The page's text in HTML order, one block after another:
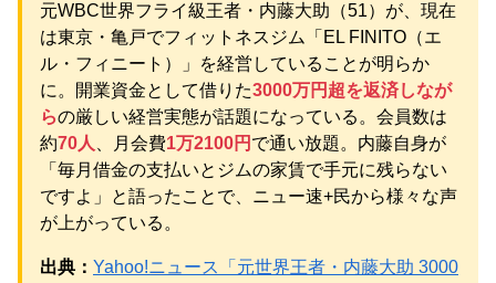
ｗｗｗｗｗｗｗｗｗｗｗｗｗｗｗ... NEW!
【速報】 専門家「イオンモール熊本の爆心地に”こんなも
の”があったんだけど…」 NEW!
【物議】広末涼子まさかの地上波復帰→”次男の言葉”にガル
民大激論ｗｗｗ NEW!
【衝撃】｢ブラに5000円は贅沢｣と妻を叱った夫→まさかの
正体にガル民が大激怒ｗｗｗ
元AKB社長、22億円申告漏れ 乃木坂46運営会社の株式を
パチンコ京楽産業に譲渡【ノース・リバー】【窪田康志】
元AKB社長、22億円申告漏れ 乃木坂46運営会社の株式を
パチンコ京楽産業に譲渡【ノース・リバー】【窪田康志】
元WBC世界フライ級王者・内藤大助（51）が、現在
は東京・亀戸でフィットネスジム「EL FINITO（エ
ル・フィニート）」を経営していることが明らか
に。開業資金として借りた3000万円超を返済しなが
らの厳しい経営実態が話題になっている。会員数は
約70人 、月会費1万2100円 で通い放題。内藤自身が
「毎月借金の支払いとジムの家賃で手元に残らない
ですよ」と語ったことで、ニュー速+民から様々な声
が上がっている。
出典： Yahoo!ニュース「元世界王者・内藤大助 3000